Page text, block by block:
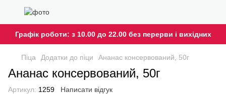
Графік роботи: з 10.00 до 22.00 без перерви і вихідних
Піца Додатки до піци Ананас консервований, 50г
Ананас консервований, 50г
Артикул: 1259 Написати відгук